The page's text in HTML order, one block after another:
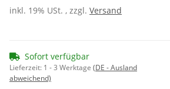
inkl. 19% USt. , zzgl. Versand
Sofort verfügbar
Lieferzeit: 1 - 3 Werktage (DE - Ausland
abweichend)